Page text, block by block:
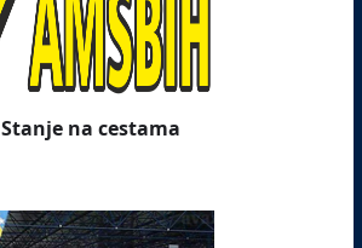
Stanje na cestama